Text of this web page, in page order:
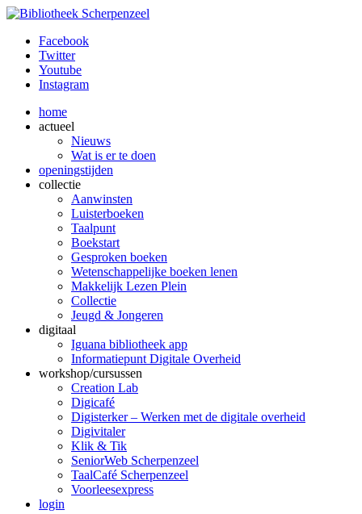
Facebook
Twitter
Youtube
Instagram
home
actueel
Nieuws
Wat is er te doen
openingstijden
collectie
Aanwinsten
Luisterboeken
Taalpunt
Boekstart
Gesproken boeken
Wetenschappelijke boeken lenen
Makkelijk Lezen Plein
Collectie
Jeugd & Jongeren
digitaal
Iguana bibliotheek app
Informatiepunt Digitale Overheid
workshop/cursussen
Creation Lab
Digicafé
Digisterker – Werken met de digitale overheid
Digivitaler
Klik & Tik
SeniorWeb Scherpenzeel
TaalCafé Scherpenzeel
Voorleesexpress
login